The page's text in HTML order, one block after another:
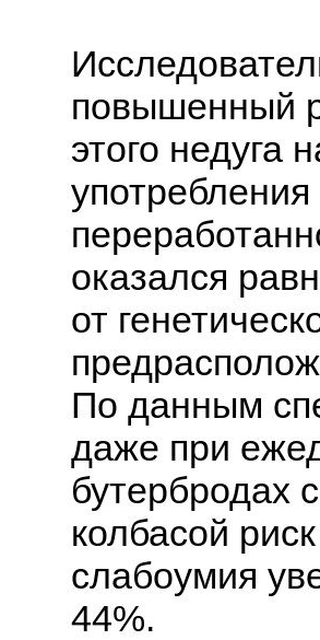
повышенный
этого недуга
употребления
оказался
от
По данным
даже при
бутербродах
колбасой
слабоумия
44%.